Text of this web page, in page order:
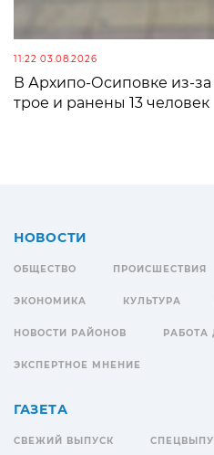
11:22 03.08.2026
В Архипо-Осиповке из-
трое и ранены 13 человек
НОВОСТИ
ОБЩЕСТВО ПРОИСШЕСТВИЯ
ЭКОНОМИКА КУЛЬТУРА
НОВОСТИ РАЙОНОВ РАБОТА
ЭКСПЕРТНОЕ МНЕНИЕ
ГАЗЕТА
СВЕЖИЙ ВЫПУСК